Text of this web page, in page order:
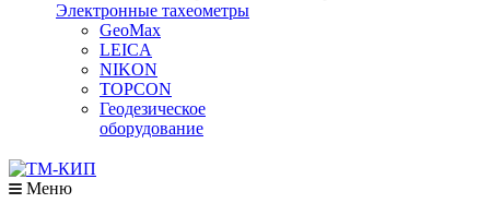
Электронные тахеометры
GeoMax
LEICA
NIKON
TOPCON
Геодезическое
оборудование
Меню